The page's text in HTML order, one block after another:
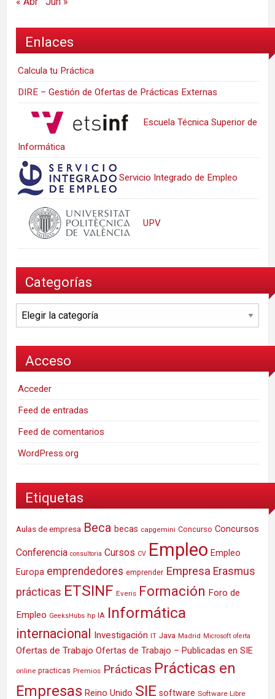
Enlaces
Calcula tu Práctica
DIRE – Gestión de Ofertas de Prácticas Externas
Escuela Técnica Superior de
Informática
Servicio Integrado de Empleo
UPV
Categorías
Categorías
Acceso
Acceder
Feed de entradas
Feed de comentarios
WordPress.org
Etiquetas
Aulas de empresa Beca becas capgemini Concurso Concursos
Conferencia consultoria Cursos CV Empleo Empleo
Europa emprendedores emprender Empresa Erasmus
prácticas ETSINF Everis Formación Foro de
Empleo GeeksHubs hp IA Informática
internacional Investigación IT Java Madrid Microsoft oferta
Ofertas de Trabajo Ofertas de Trabajo – Publicadas en SIE
online practicas Premios Prácticas Prácticas en
Empresas Reino Unido SIE software Software Libre